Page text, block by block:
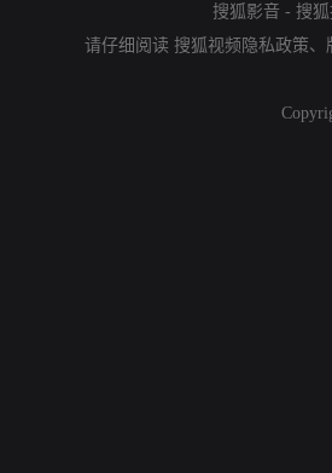
搜狐影音 - 搜
请仔细阅读 搜狐视频隐私政策、